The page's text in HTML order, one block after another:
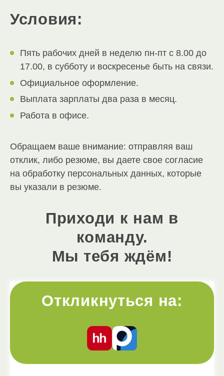
Условия:
Пять рабочих дней в неделю пн-пт с 8.00 до
17.00, в субботу и воскресенье быть на связи.
Официальное оформление.
Выплата зарплаты два раза в месяц.
Работа в офисе.
Обращаем ваше внимание: отправляя ваш
отклик, либо резюме, вы даете свое согласие
на обработку персональных данных, которые
вы указали в резюме.
Приходи к нам в
команду.
Мы тебя ждём!
Откликнуться на: